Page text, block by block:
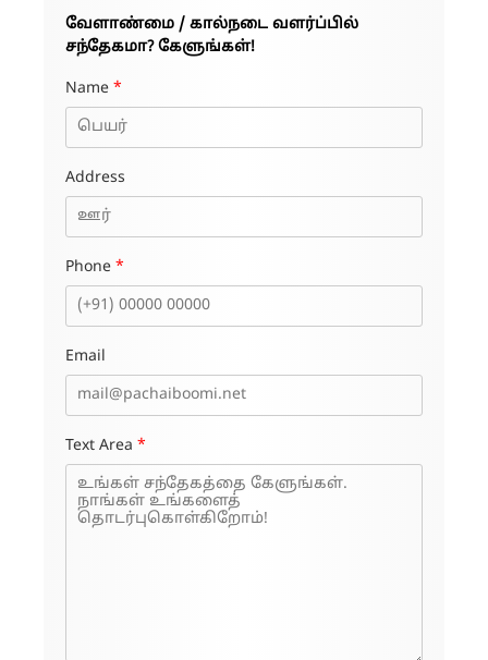
வேளாண்மை / கால்நடை வளர்ப்பில்
சந்தேகமா? கேளுங்கள்!
Name *
Address
Phone *
Email
Text Area *